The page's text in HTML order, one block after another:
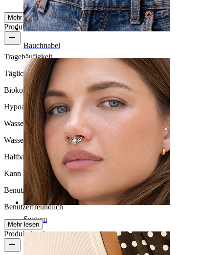
Bauchnabel
Septum
Mehr ansehen
Produktqualität
Tragehäufigkeit
Tägliches Tragen
Biokompatibilität
Hypoallergen
Wasserbeständigkeit
Wasserfest
Haltbarkeit
Kann lebenslang halten
Benutzerfreundlichkeit
Benutzerfreundlich
Mehr lesen
Produktdetails